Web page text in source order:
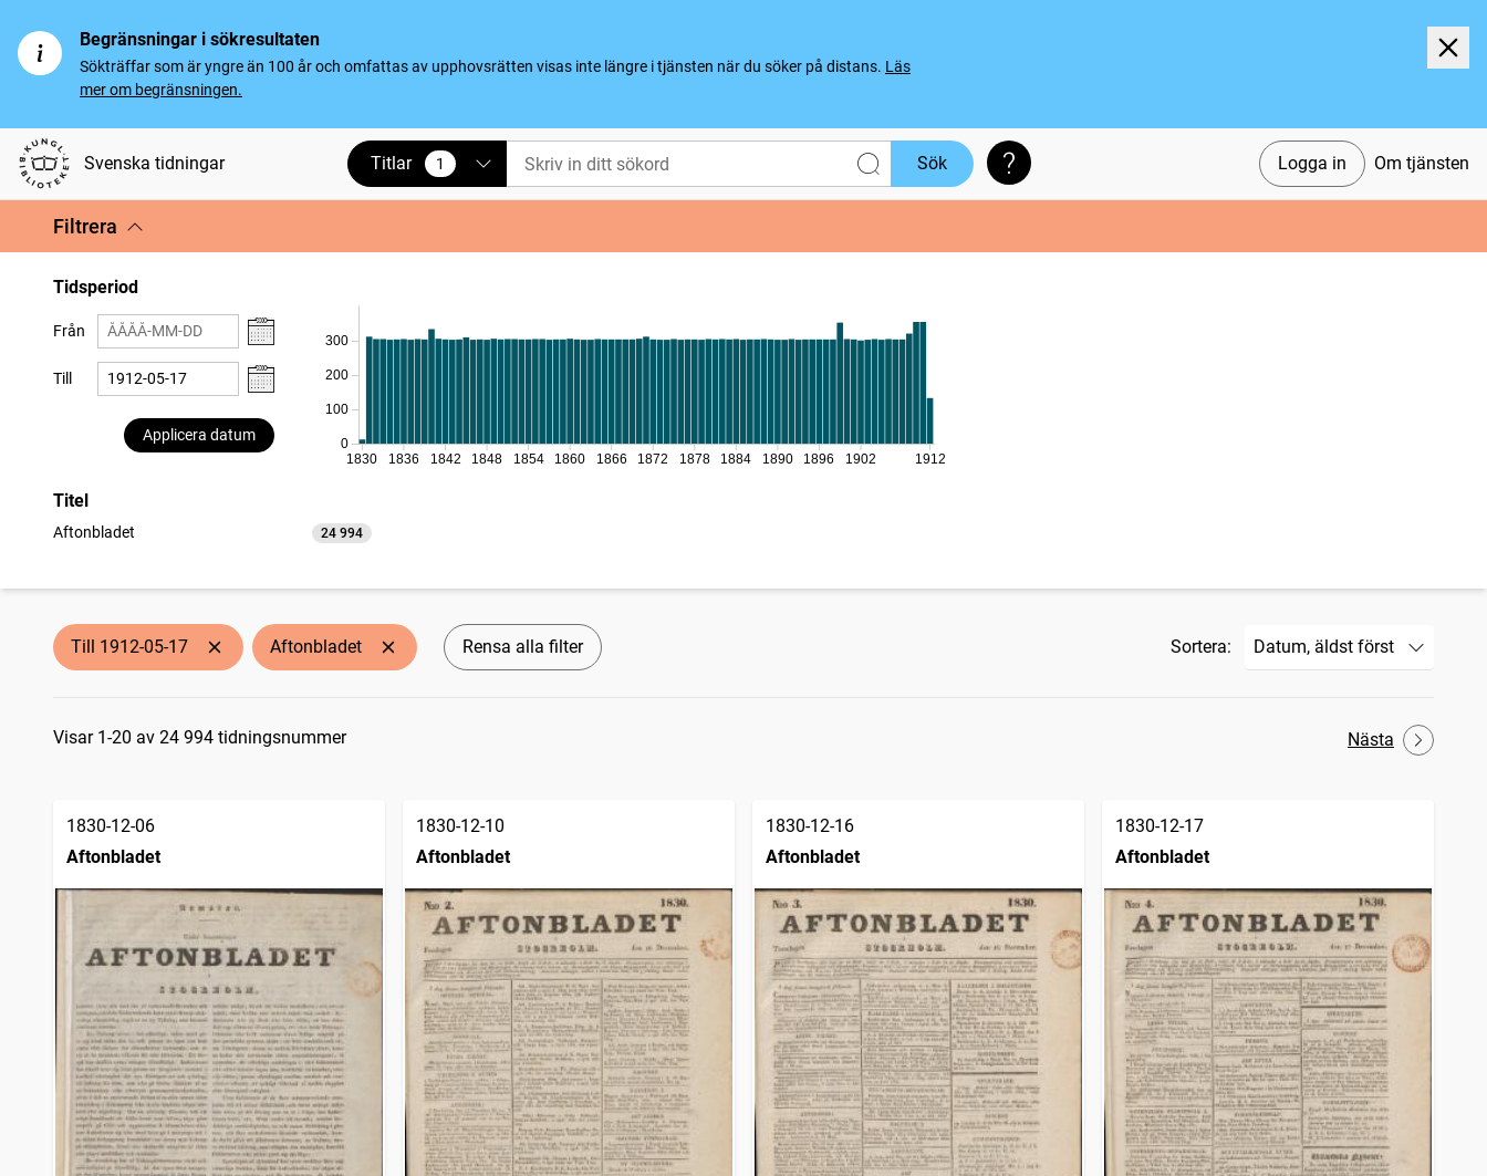
Begränsningar i sökresultaten
Sökträffar som är yngre än 100 år och omfattas av upphovsrätten visas inte längre i tjänsten när du söker på distans. Läs
mer om begränsningen.
Svenska tidningar Logga in Om tjänsten
Titlar 1
vald Sök Söktips
Filtrera
Tidsperiod
Från
Till
Applicera datum
0
100
200
300
1830 1836 1842 1848 1854 1860 1866 1872 1878 1884 1890 1896 1902 1912
Titel
Aftonbladet 24 994
träffar
Till 1912-05-17 Aftonbladet Rensa alla filter Sortera:
Sökresultat
Visar 1-20 av 24 994 tidningsnummer Nästa
1830-12-06
Aftonbladet
1830-12-10
Aftonbladet
1830-12-16
Aftonbladet
1830-12-17
Aftonbladet